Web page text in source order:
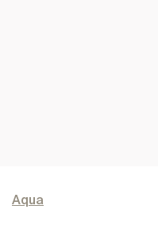
Aqua